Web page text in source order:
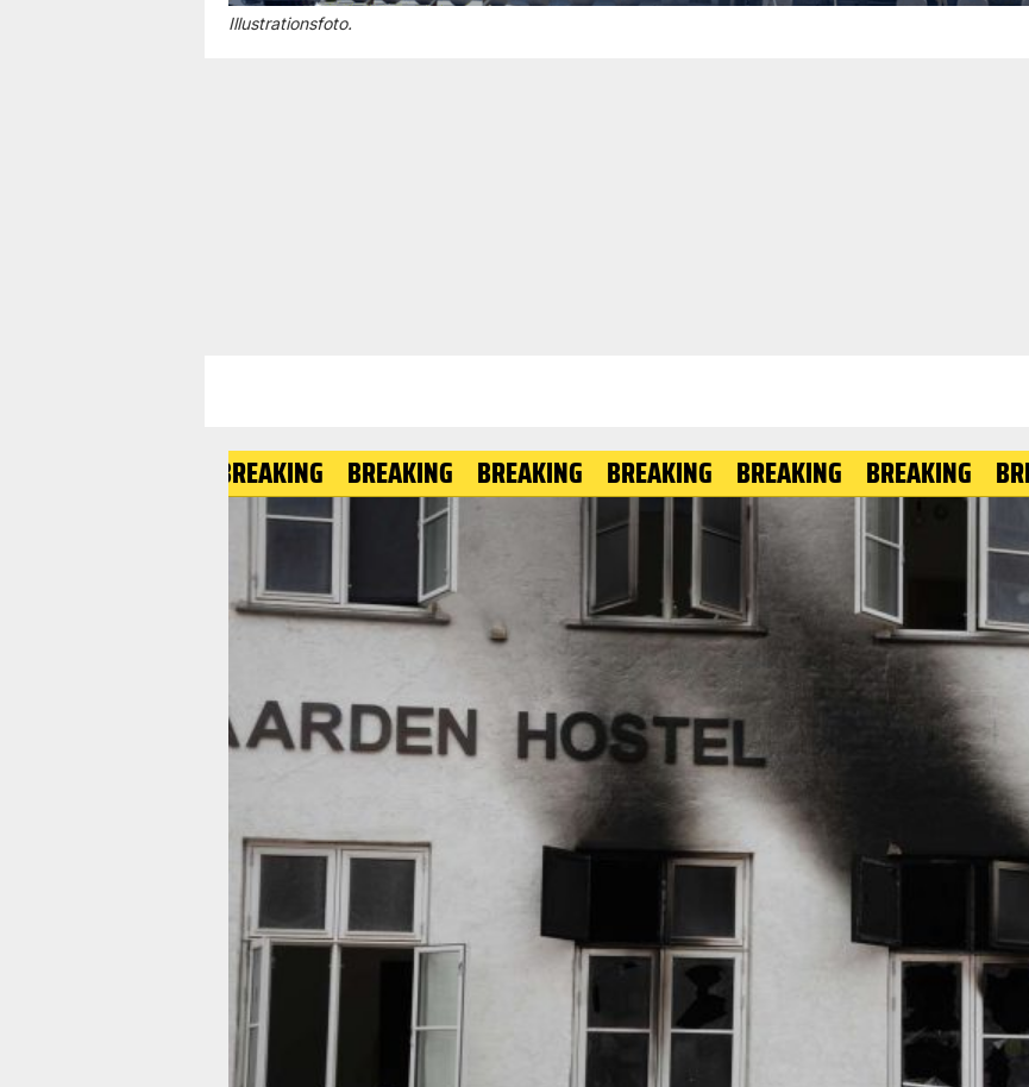
Illustrationsfoto.
BREAKING BREAKING BREAKING BREAKING BREAKING BREAKING BREAKING